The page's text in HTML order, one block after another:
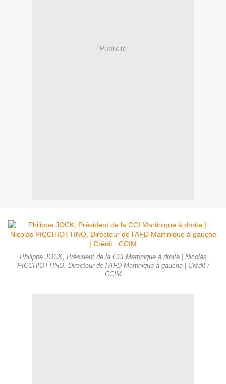
Publicité
Philippe JOCK, Président de la CCI Martinique à droite | Nicolas
PICCHIOTTINO, Directeur de l’AFD Martinique à gauche | Crédit :
CCIM